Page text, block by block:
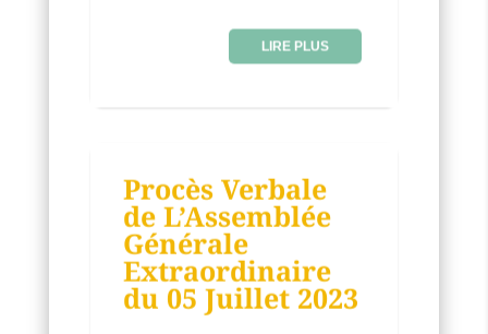
LIRE PLUS
Procès Verbale
de L’Assemblée
Générale
Extraordinaire
du 05 Juillet 2023